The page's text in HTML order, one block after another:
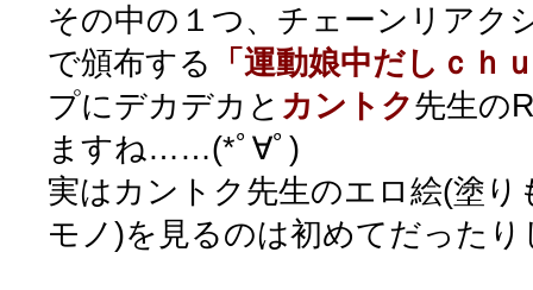
その中の１つ、チェーンリアク
で頒布する
「運動娘中だしｃｈ
プにデカデカと カントク先生の
ますね……(*ﾟ∀ﾟ)
実はカントク先生のエロ絵(塗り
モノ)を見るのは初めてだったり